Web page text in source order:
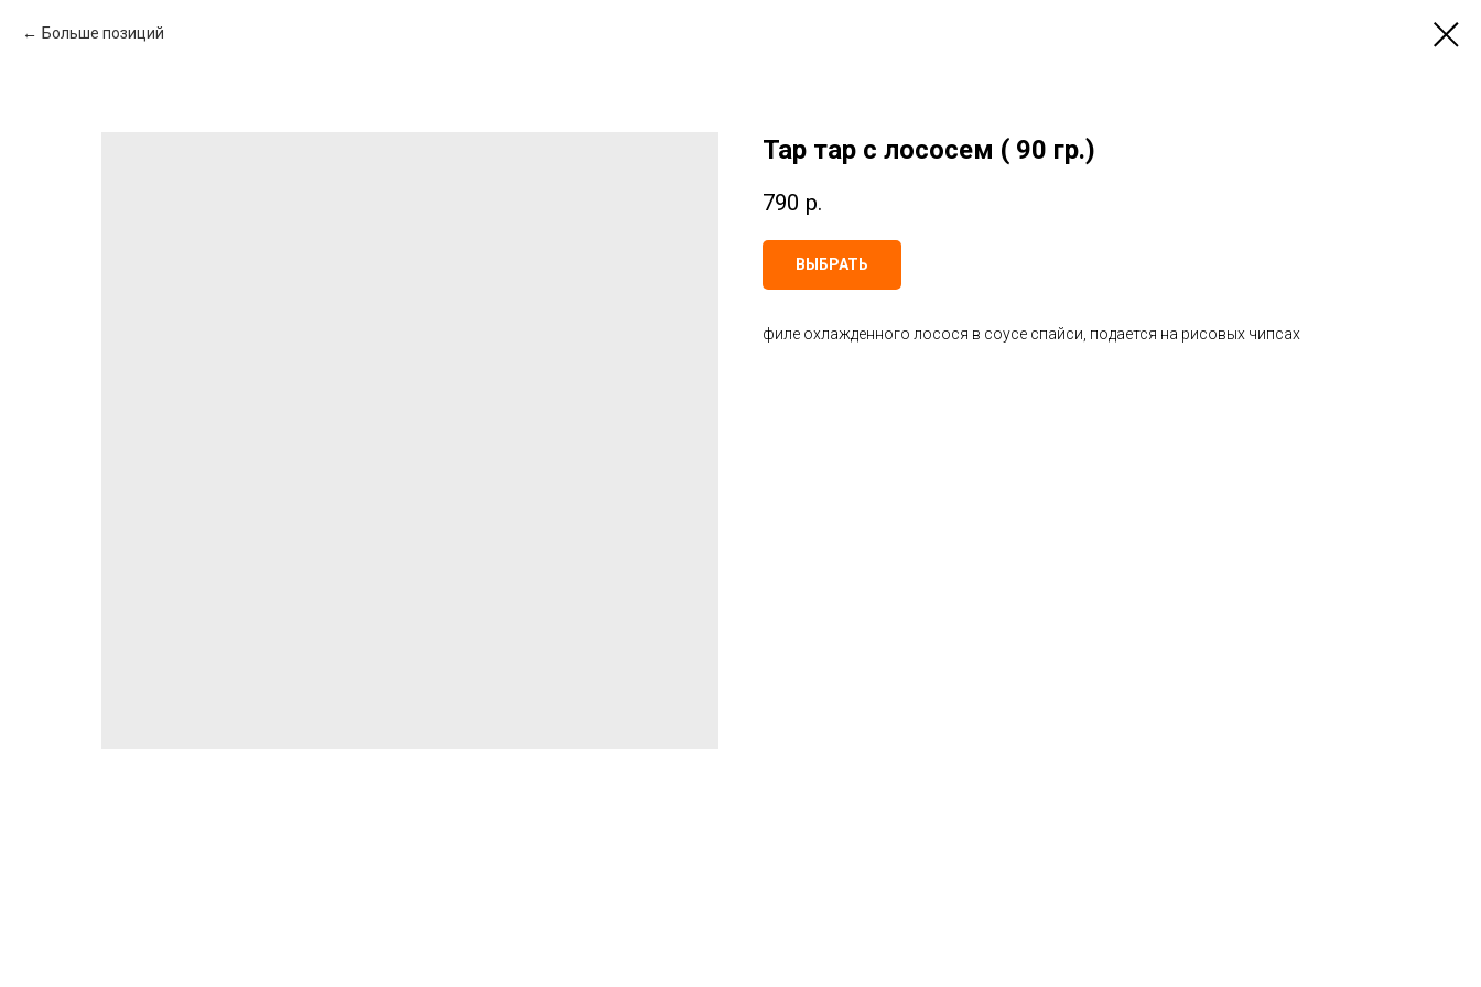
Больше позиций
Тар тар с лососем ( 90 гр.)
790 р.
ВЫБРАТЬ
филе охлажденного лосося в соусе спайси, подается на рисовых чипсах